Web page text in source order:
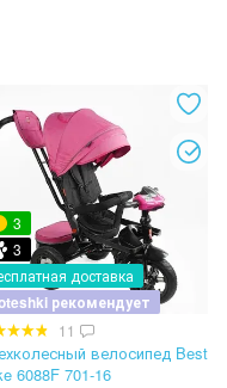
3
3
доставка
рекомендует
11
велосипед Best
6088F 701-16